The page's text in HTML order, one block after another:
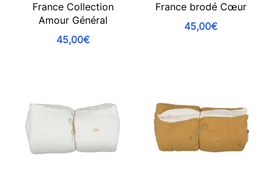
France Collection
Amour Général
45,00€
France brodé Cœur
45,00€